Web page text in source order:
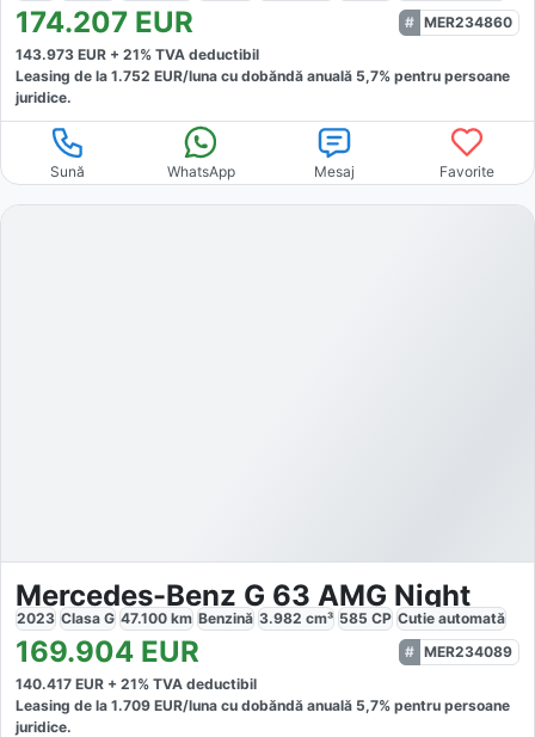
174.207 EUR
MER234860
143.973 EUR + 21% TVA deductibil
Leasing de la 1.752 EUR/luna cu dobăndă anuală 5,7% pentru persoane
juridice.
Sună WhatsApp Mesaj Favorite
Mercedes-Benz G 63 AMG Night
2023 Clasa G 47.100 km Benzină 3.982 cm³ 585 CP Cutie automată
169.904 EUR
MER234089
140.417 EUR + 21% TVA deductibil
Leasing de la 1.709 EUR/luna cu dobăndă anuală 5,7% pentru persoane
juridice.